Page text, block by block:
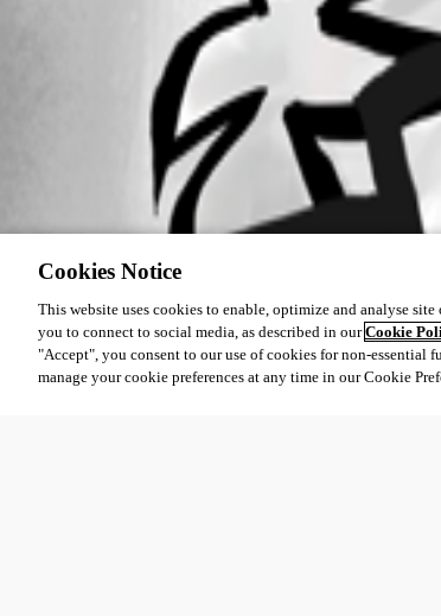
Cookies Notice
This website uses cookies to enable, optimize and analyse
you to connect to social media, as described in ourCookie
"Accept", you consent to our use of cookies for non-essential
manage your cookie preferences at any time in our Cookie